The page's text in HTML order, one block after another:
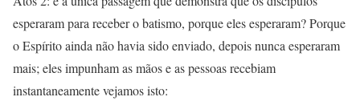
esperaram para receber o batismo, porque eles esperaram? Porque
o Espírito ainda não havia sido enviado, depois nunca esperaram
mais; eles impunham as mãos e as pessoas recebiam
instantaneamente vejamos isto: